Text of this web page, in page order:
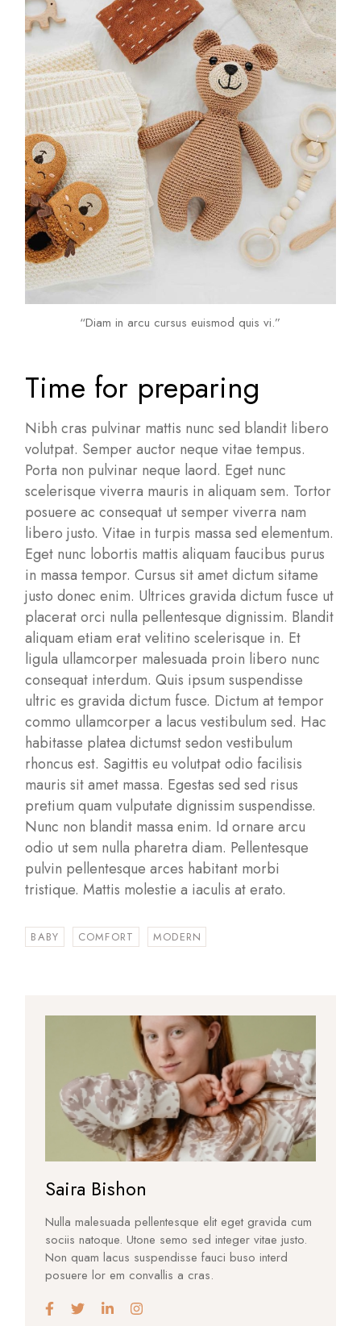
“Diam in arcu cursus euismod quis vi.”
Time for preparing
Nibh cras pulvinar mattis nunc sed blandit libero
volutpat. Semper auctor neque vitae tempus.
Porta non pulvinar neque laord. Eget nunc
scelerisque viverra mauris in aliquam sem. Tortor
posuere ac consequat ut semper viverra nam
libero justo. Vitae in turpis massa sed elementum.
Eget nunc lobortis mattis aliquam faucibus purus
in massa tempor. Cursus sit amet dictum sitame
justo donec enim. Ultrices gravida dictum fusce ut
placerat orci nulla pellentesque dignissim. Blandit
aliquam etiam erat velitino scelerisque in. Et
ligula ullamcorper malesuada proin libero nunc
consequat interdum. Quis ipsum suspendisse
ultric es gravida dictum fusce. Dictum at tempor
commo ullamcorper a lacus vestibulum sed. Hac
habitasse platea dictumst sedon vestibulum
rhoncus est. Sagittis eu volutpat odio facilisis
mauris sit amet massa. Egestas sed sed risus
pretium quam vulputate dignissim suspendisse.
Nunc non blandit massa enim. Id ornare arcu
odio ut sem nulla pharetra diam. Pellentesque
pulvin pellentesque arces habitant morbi
tristique. Mattis molestie a iaculis at erato.
BABY COMFORT MODERN
Saira Bishon
Nulla malesuada pellentesque elit eget gravida cum
sociis natoque. Utone semo sed integer vitae justo.
Non quam lacus suspendisse fauci buso interd
posuere lor em convallis a cras.